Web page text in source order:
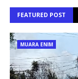
FEATURED POST
MUARA ENIM